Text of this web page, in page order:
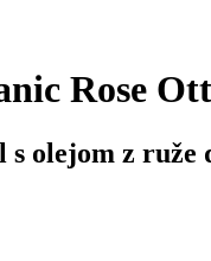
Rose
olejom z ruže